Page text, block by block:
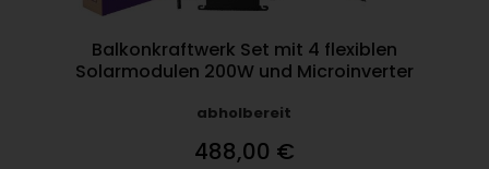
Balkonkraftwerk Set mit 4 flexiblen
Solarmodulen 200W und Microinverter
abholbereit
488,00 €